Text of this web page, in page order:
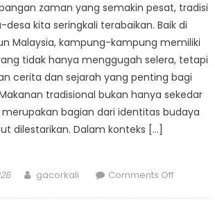
Malaysia
zaman yang semakin pesat, tradisi
desa kita seringkali terabaikan. Baik di
Malaysia, kampung-kampung memiliki
tidak hanya menggugah selera, tetapi
cerita dan sejarah yang penting bagi
tradisional bukan hanya sekedar
bagian dari identitas budaya
dilestarikan. Dalam konteks […]
Author
gacorkali Comments Offon